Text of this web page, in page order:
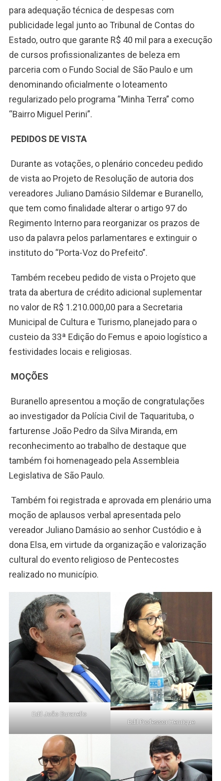
para adequação técnica de despesas com
publicidade legal junto ao Tribunal de Contas do
Estado, outro que garante R$ 40 mil para a execução
de cursos profissionalizantes de beleza em
parceria com o Fundo Social de São Paulo e um
denominando oficialmente o loteamento
regularizado pelo programa “Minha Terra” como
“Bairro Miguel Perini”.
PEDIDOS DE VISTA
Durante as votações, o plenário concedeu pedido
de vista ao Projeto de Resolução de autoria dos
vereadores Juliano Damásio Sildemar e Buranello,
que tem como finalidade alterar o artigo 97 do
Regimento Interno para reorganizar os prazos de
uso da palavra pelos parlamentares e extinguir o
instituto do “Porta-Voz do Prefeito”.
Também recebeu pedido de vista o Projeto que
trata da abertura de crédito adicional suplementar
no valor de R$ 1.210.000,00 para a Secretaria
Municipal de Cultura e Turismo, planejado para o
custeio da 33ª Edição do Femus e apoio logístico a
festividades locais e religiosas.
MOÇÕES
Buranello apresentou a moção de congratulações
ao investigador da Polícia Civil de Taquarituba, o
farturense João Pedro da Silva Miranda, em
reconhecimento ao trabalho de destaque que
também foi homenageado pela Assembleia
Legislativa de São Paulo.
Também foi registrada e aprovada em plenário uma
moção de aplausos verbal apresentada pelo
vereador Juliano Damásio ao senhor Custódio e à
dona Elsa, em virtude da organização e valorização
cultural do evento religioso de Pentecostes
realizado no município.
Edil João Buranello
Edil Professor Henrique